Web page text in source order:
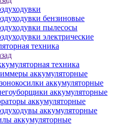
бензиновые
пылесосы
электрические
техника
техника
аккумуляторные
аккумуляторные
аккумуляторные
аккумуляторные
аккумуляторные
аккумуляторные